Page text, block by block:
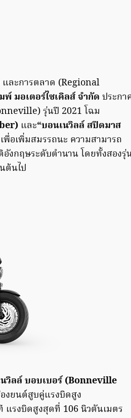
ละการตลาด (Regional
พ์ มอเตอร์ไซเคิลส์ จำกัด ประกา
รุ่นปี 2021 โฉม
และ“บอนเนวิลล์ สปีดมาส
พื่อเพิ่มสมรรถนะ ความสามารถ
งกฤษระดับตำนาน โดยทั้งสองรุ่
ต้นไป
วิลล์ บอบเบอร์ (Bonneville
งยนต์สูบคู่แรงบิดสูง
แรงบิดสูงสุดที่ 106 นิวตันเมตร